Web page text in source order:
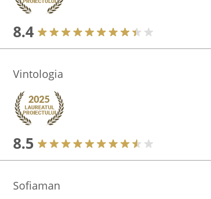
8.4
Vintologia
8.5
Sofiaman